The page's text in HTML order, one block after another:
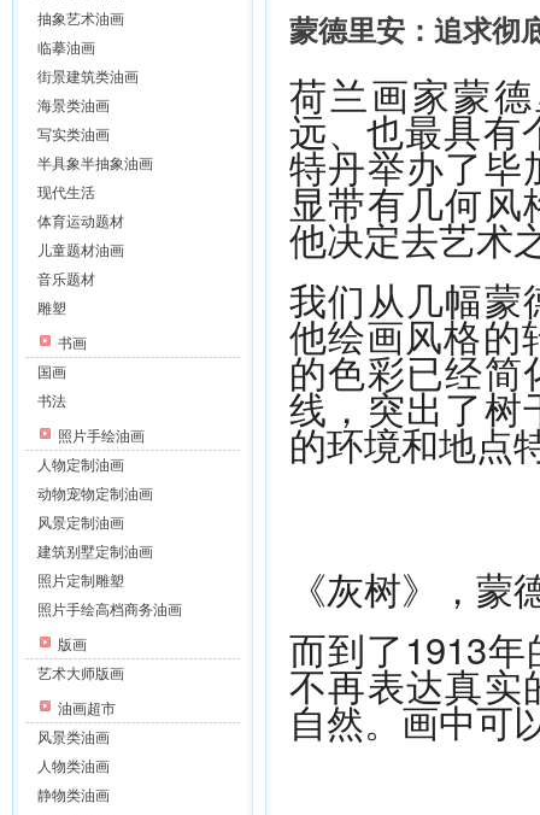
抽象艺术油画
临摹油画
街景建筑类油画
海景类油画
写实类油画
半具象半抽象油画
现代生活
体育运动题材
儿童题材油画
音乐题材
雕塑
书画
国画
书法
照片手绘油画
人物定制油画
动物宠物定制油画
风景定制油画
建筑别墅定制油画
照片定制雕塑
照片手绘高档商务油画
版画
艺术大师版画
油画超市
风景类油画
人物类油画
静物类油画
蒙德里安：追求彻
荷兰画家蒙
远、也最具有
特丹举办了毕
显带有几何
他决定去艺术
我们从几幅蒙
他绘画风格的
的色彩已经简
线，突出了树
的环境和地点
《灰树》，蒙
而到了1913
不再表达真实
自然。画中可